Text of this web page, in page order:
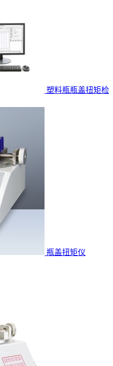
塑料瓶瓶盖扭矩检
瓶盖扭矩仪